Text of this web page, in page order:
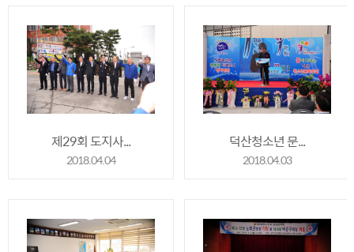
제29회 도지사...
2018.04.04
덕산청소년 문...
2018.04.03